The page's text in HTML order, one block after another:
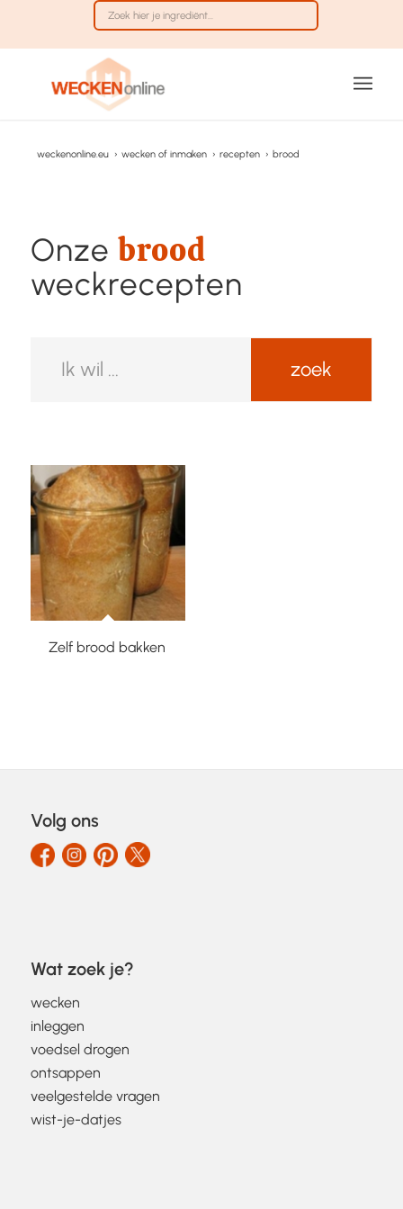
weckenonline.eu › wecken of inmaken › recepten › brood
Onze brood
weckrecepten
Zelf brood bakken
Volg ons
Wat zoek je?
wecken
inleggen
voedsel drogen
ontsappen
veelgestelde vragen
wist-je-datjes